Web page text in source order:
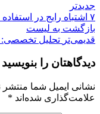
جدیدتر
۷ اشتباه رایج در استفاده از «سیپ ترانک چیست» و پرهیز از آنها
بازگشت بە لیست
قدیمی‌تر تحلیل تخصصی:
دیدگاهتان را بنویسید
نشانی ایمیل شما منتشر
علامت‌گذاری شده‌اند *